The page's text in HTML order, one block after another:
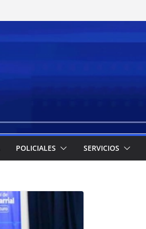
POLICIALES SERVICIOS